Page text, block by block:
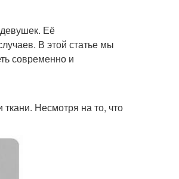
Её
В этой статье мы
современно и
Несмотря на то, что